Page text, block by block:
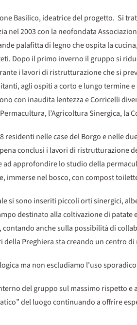
Basilico, ideatrice del progetto.
2003 con la neofondata
palafitta di legno che ospita la
Dopo il primo inverno il gruppo si
i lavori di ristrutturazione che si
agli ospiti a corto e lungo termine
con inaudita lentezza e Corricelli
l’Agricoltura Sinergica, la
residenti nelle case del Borgo e nelle
conclusi i lavori di ristrutturazione
approfondire lo studio della
immerse nel bosco, con compost
si sono inseriti piccoli orti sinergici,
destinato alla coltivazione di
anche sulla possibilità di
della Preghiera sta creando un centro
ma non escludiamo l'uso
del gruppo sul massimo rispetto
del luogo continuando a offrire